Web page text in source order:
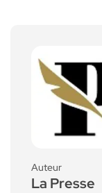
Auteur
La Presse